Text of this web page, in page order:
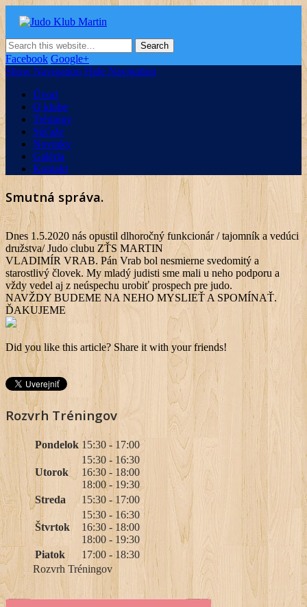
Oficiálna stránka Judo klubu v Martine
Facebook Google+
Show Navigation Hide Navigation
Úvod
O klube
Tréningy
Súťaže
Novinky
Galéria
Kontakt
Smutná správa.
Dnes 1.5.2020 nás opustil dlhoročný funkcionár / tajomník a vedúci
družstva/ Judo clubu ZŤS MARTIN
VLADIMÍR VRAB. Pán Vrab bol nesmierne svedomitý a
starostlivý človek. My mladý judisti sme mali u neho podporu a
vždy vedel aj z neúspechu urobiť prospech pre judo.
NAVŽDY BUDEME NA NEHO MYSLIEŤ A SPOMÍNAŤ.
ĎAKUJEME
Did you like this article? Share it with your friends!
Rozvrh Tréningov
Pondelok 15:30 - 17:00
Utorok
15:30 - 16:30
16:30 - 18:00
18:00 - 19:30
Streda
15:30 - 17:00
Štvrtok
15:30 - 16:30
16:30 - 18:00
18:00 - 19:30
Piatok
17:00 - 18:30
Rozvrh Tréningov